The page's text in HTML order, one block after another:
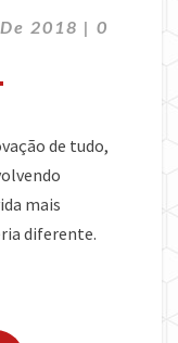
2018 | 0
de tudo,
mais
diferente.